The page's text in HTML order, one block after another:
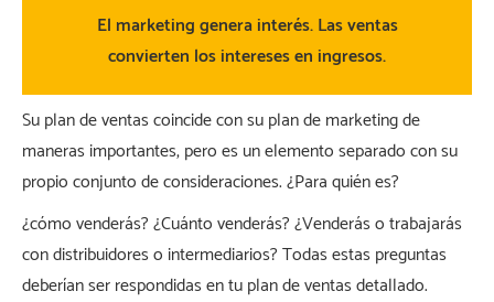
El marketing genera interés. Las ventas
convierten los intereses en ingresos.
Su plan de ventas coincide con su plan de marketing de
maneras importantes, pero es un elemento separado con su
propio conjunto de consideraciones. ¿Para quién es?
¿cómo venderás? ¿Cuánto venderás? ¿Venderás o trabajarás
con distribuidores o intermediarios? Todas estas preguntas
deberían ser respondidas en tu plan de ventas detallado.